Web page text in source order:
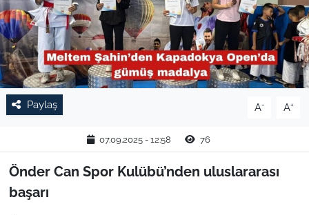
Paylaş A- A+
07.09.2025 - 12:58 76
Önder Can Spor Kulübü’nden uluslararası
başarı
KÜLTÜR SANAT
RESMİ İLAN
SPOR
YAŞAM
TEKİRDAĞ